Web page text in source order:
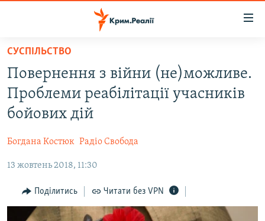
Перейти
основного
матеріалу
Перейти
до
основної
Перейти
пошуку
ВОДА.КРИМ
ВІДЕО ТА ФОТО
БЛОГИ
ПОГЛЯД
ІНТЕРВ'Ю
ВСЕ ЗА ДЕНЬ
СУСПІЛЬСТВО
Повернення з війни (не)можливе.
Проблеми реабілітації учасників
бойових дій
Богдана Костюк Радіо Свобода
13 жовтень 2018, 11:30
Поділитись Читати без VPN